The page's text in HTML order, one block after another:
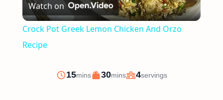
Video
Watch on
Crock Pot Greek Lemon Chicken And Orzo
Recipe
Prep
15minutes
mins
Cook
30minutes
mins
Servings
4servings